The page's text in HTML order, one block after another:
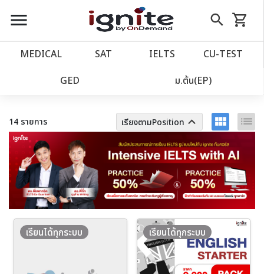
close
account_balance หน้าแรก
เว็บไซต์อิกไนท์
import_contacts วางแผนการเรียน
account_circle เข้าสู่ระบบ
assignment ลงทะเบียน
menu search
Skip
to
shopping_cart
รถเข็น
MEDICAL SAT IELTS CU‑TEST
GED ม.ต้น(EP)
ตัวกรอง
14 รายการ เรียงตามPosition keyboard_arrow_up view_module list
เรียนได้ทุกระบบ เรียนได้ทุกระบบ